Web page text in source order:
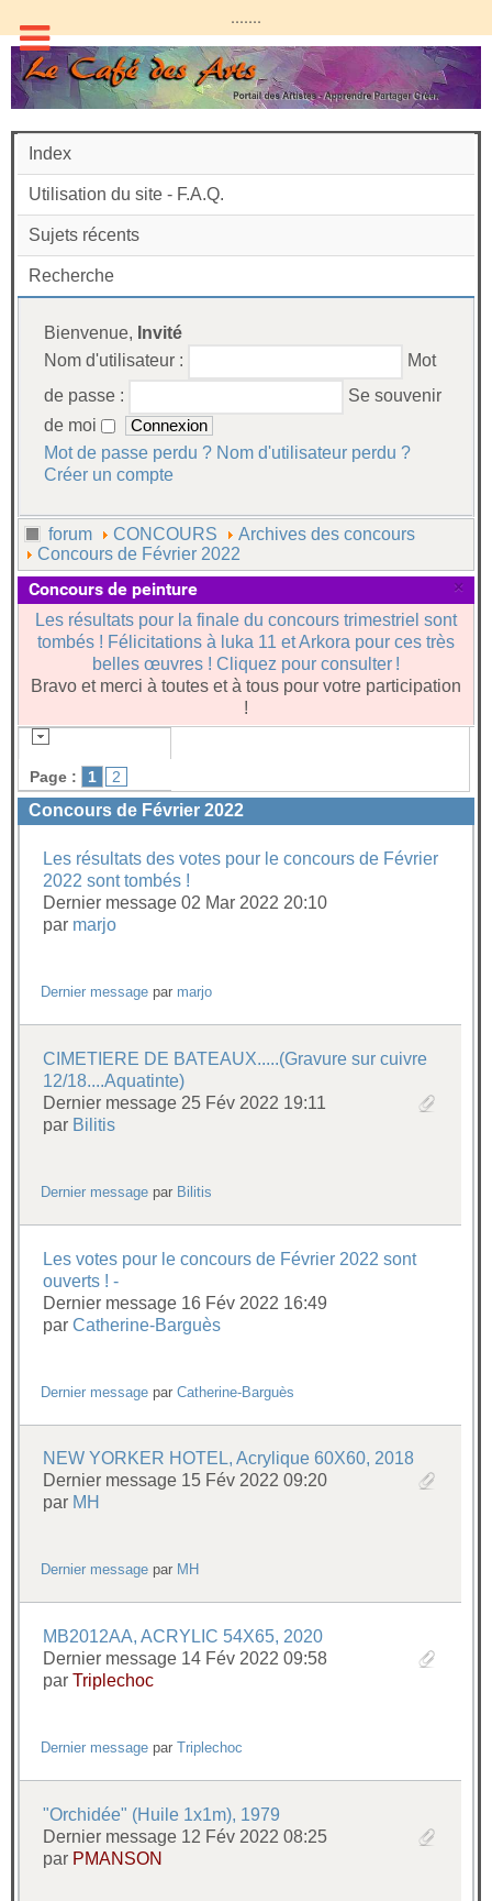
.......
Index
Utilisation du site - F.A.Q.
Sujets récents
Recherche
Bienvenue, Invité
Nom d'utilisateur :
Mot
de passe :
Se souvenir
de moi
Mot de passe perdu ? Nom d'utilisateur perdu ?
Créer un compte
forum CONCOURS
Archives des concours
Concours de Février 2022
×
Concours de peinture
Les résultats pour la finale du concours trimestriel sont
tombés ! Félicitations à luka 11 et Arkora pour ces très
belles œuvres ! Cliquez pour consulter !
Bravo et merci à toutes et à tous pour votre participation
!
Page : 1 2
Concours de Février 2022
Les résultats des votes pour le concours de Février
2022 sont tombés !
Dernier message 02 Mar 2022 20:10
par marjo
Dernier message par marjo
CIMETIERE DE BATEAUX.....(Gravure sur cuivre
12/18....Aquatinte)
Dernier message 25 Fév 2022 19:11
par Bilitis
Dernier message par Bilitis
Les votes pour le concours de Février 2022 sont
ouverts ! -
Dernier message 16 Fév 2022 16:49
par Catherine-Barguès
Dernier message parCatherine-Barguès
NEW YORKER HOTEL, Acrylique 60X60, 2018
Dernier message 15 Fév 2022 09:20
par MH
Dernier message par MH
MB2012AA, ACRYLIC 54X65, 2020
Dernier message 14 Fév 2022 09:58
par Triplechoc
Dernier message parTriplechoc
"Orchidée" (Huile 1x1m), 1979
Dernier message 12 Fév 2022 08:25
par PMANSON